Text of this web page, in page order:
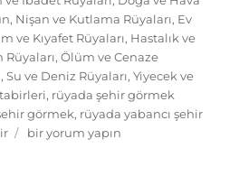
Nişan ve Kutlama Rüyaları, Ev
ve Kıyafet Rüyaları, Hastalık ve
Rüyaları,Ölüm ve Cenaze
,Su ve Deniz Rüyaları,Yiyecek ve
, rüyada şehir görmek
görmek, rüyada yabancı şehir
Rüyada
bir yorum yapın